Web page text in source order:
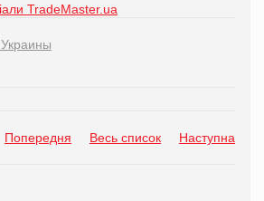
TradeMaster.ua
Попередня Весь список Наступна